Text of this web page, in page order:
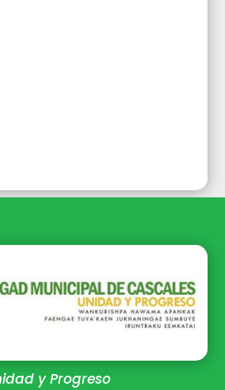
y Progreso